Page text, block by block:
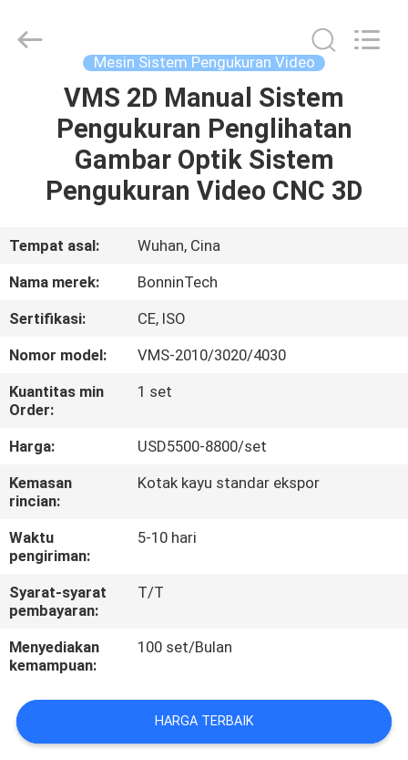
RUMAH
PRODUK
TENTANG
TUR
PABRIK
KONTROL
KUALITAS
HUBUNGI
KAMI
PERMINTAAN
PENAWARAN
SITEMAP
Mesin Sistem Pengukuran Video
VMS 2D Manual Sistem
Pengukuran Penglihatan
Gambar Optik Sistem
Pengukuran Video CNC 3D
Tempat asal:
Wuhan, Cina
Nama merek:
BonninTech
Sertifikasi:
CE, ISO
Nomor model:
VMS-2010/3020/4030
Kuantitas min
Order:
1 set
Harga:
USD5500-8800/set
Kemasan
rincian:
Kotak kayu standar ekspor
Waktu
pengiriman:
5-10 hari
Syarat-syarat
pembayaran:
T/T
Menyediakan
kemampuan:
100 set/Bulan
HARGA TERBAIK